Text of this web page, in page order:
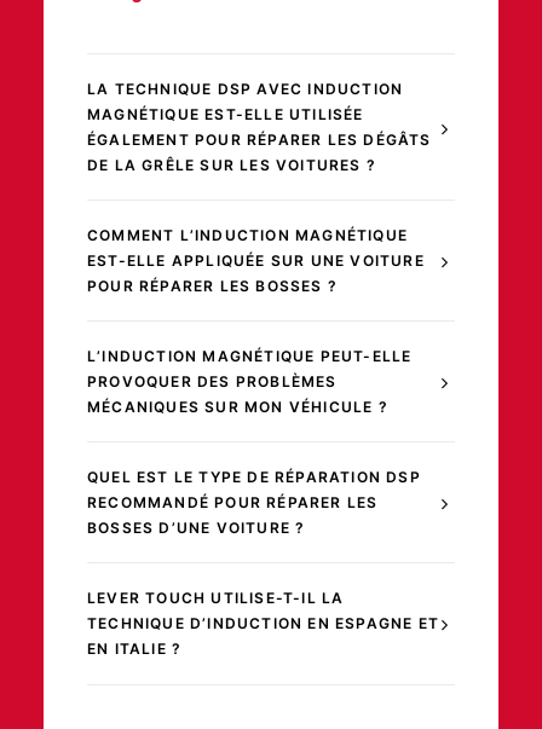
LA TECHNIQUE DSP AVEC INDUCTION
MAGNÉTIQUE EST-ELLE UTILISÉE
ÉGALEMENT POUR RÉPARER LES DÉGÂTS
DE LA GRÊLE SUR LES VOITURES ?
COMMENT L’INDUCTION MAGNÉTIQUE
EST-ELLE APPLIQUÉE SUR UNE VOITURE
POUR RÉPARER LES BOSSES ?
L’INDUCTION MAGNÉTIQUE PEUT-ELLE
PROVOQUER DES PROBLÈMES
MÉCANIQUES SUR MON VÉHICULE ?
QUEL EST LE TYPE DE RÉPARATION DSP
RECOMMANDÉ POUR RÉPARER LES
BOSSES D’UNE VOITURE ?
LEVER TOUCH UTILISE-T-IL LA
TECHNIQUE D’INDUCTION EN ESPAGNE ET
EN ITALIE ?